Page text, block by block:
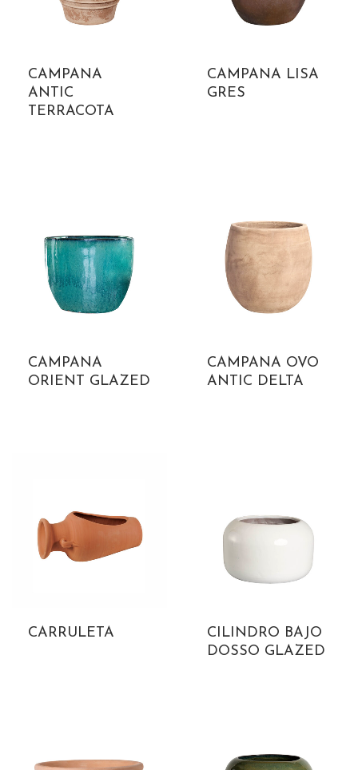
CAMPANA
ANTIC
TERRACOTA
CAMPANA LISA
GRES
CAMPANA
ORIENT GLAZED
CAMPANA OVO
ANTIC DELTA
CARRULETA
CILINDRO BAJO
DOSSO GLAZED